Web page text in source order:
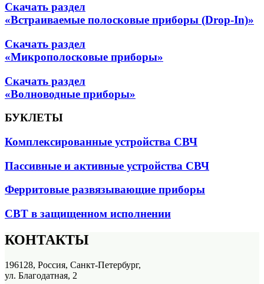
Скачать раздел
«Встраиваемые полосковые приборы (Drop-In)»
Скачать раздел
«Микрополосковые приборы»
Скачать раздел
«Волноводные приборы»
БУКЛЕТЫ
Комплексированные устройства СВЧ
Пассивные и активные устройства СВЧ
Ферритовые развязывающие приборы
СВТ в защищенном исполнении
КОНТАКТЫ
196128, Россия, Санкт-Петербург,
ул. Благодатная, 2